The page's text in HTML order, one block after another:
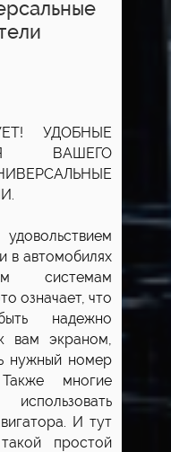
УДОБНЫЕ
ВАШЕГО
в автомобилях
системам
означает, что
надежно
вам экраном,
нужный номер
многие
И тут
простой